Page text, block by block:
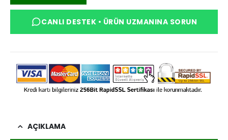
CANLI DESTEK • ÜRÜN UZMANINA SORUN
AÇIKLAMA